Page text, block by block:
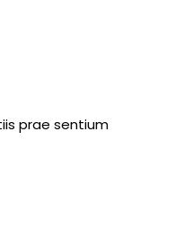
prae sentium